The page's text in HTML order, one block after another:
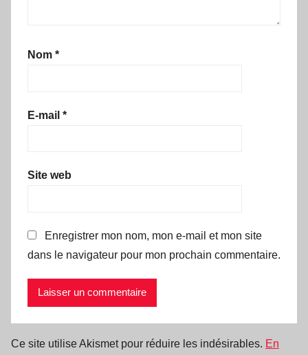
Nom *
E-mail *
Site web
Enregistrer mon nom, mon e-mail et mon site
dans le navigateur pour mon prochain commentaire.
Ce site utilise Akismet pour réduire les indésirables. En